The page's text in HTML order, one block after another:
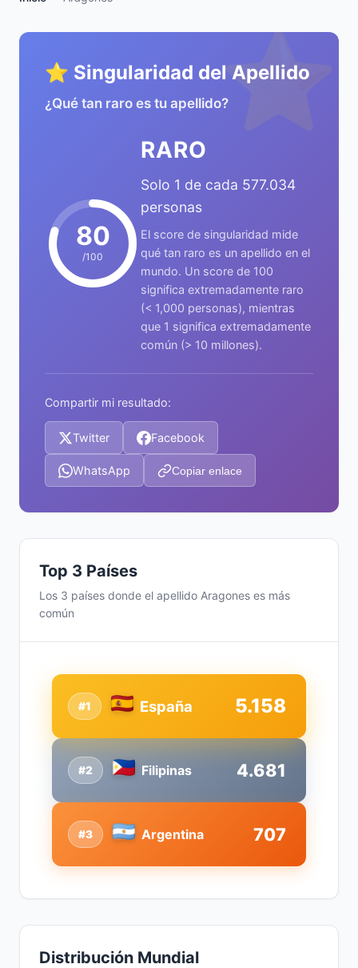
⭐
⭐ Singularidad del Apellido
¿Qué tan raro es tu apellido?
80
/100
RARO
Solo 1 de cada 577.034
personas
El score de singularidad mide
qué tan raro es un apellido en el
mundo. Un score de 100
significa extremadamente raro
(< 1,000 personas), mientras
que 1 significa extremadamente
común (> 10 millones).
Compartir mi resultado:
Twitter Facebook
WhatsApp Copiar enlace
Top 3 Países
Los 3 países donde el apellido Aragones es más
común
#2 Filipinas 4.681
#1 España 5.158
#3 Argentina 707
Distribución Mundial